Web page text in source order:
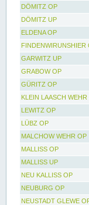
DÖMITZ OP
DÖMITZ UP
ELDENA OP
FINDENWIRUNSHIER
GARWITZ UP
GRABOW OP
GÜRITZ OP
KLEIN LAASCH WEHR
LEWITZ OP
LÜBZ OP
MALCHOW WEHR OP
MALLISS OP
MALLISS UP
NEU KALLISS OP
NEUBURG OP
NEUSTADT GLEWE